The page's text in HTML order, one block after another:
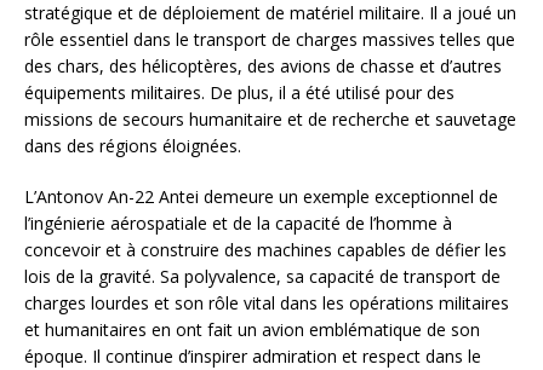
stratégique et de déploiement de matériel militaire. Il a joué un
rôle essentiel dans le transport de charges massives telles que
des chars, des hélicoptères, des avions de chasse et d’autres
équipements militaires. De plus, il a été utilisé pour des
missions de secours humanitaire et de recherche et sauvetage
dans des régions éloignées.
L’Antonov An-22 Antei demeure un exemple exceptionnel de
l’ingénierie aérospatiale et de la capacité de l’homme à
concevoir et à construire des machines capables de défier les
lois de la gravité. Sa polyvalence, sa capacité de transport de
charges lourdes et son rôle vital dans les opérations militaires
et humanitaires en ont fait un avion emblématique de son
époque. Il continue d’inspirer admiration et respect dans le